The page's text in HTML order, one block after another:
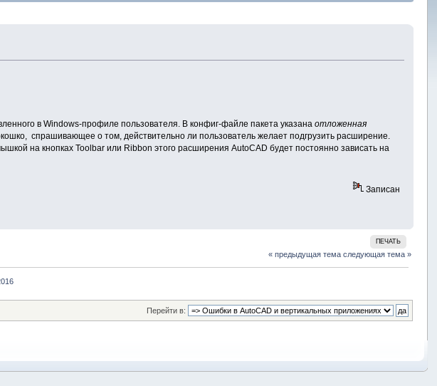
в Windows-профиле пользователя. В конфиг-файле пакета указанаотложенная
спрашивающее о том, действительно ли пользователь желает подгрузить расширение.
на кнопках Toolbar или Ribbon этого расширения AutoCAD будет постоянно зависать на
Записан
ПЕЧАТЬ
« предыдущая тема следующая тема »
Перейти в: